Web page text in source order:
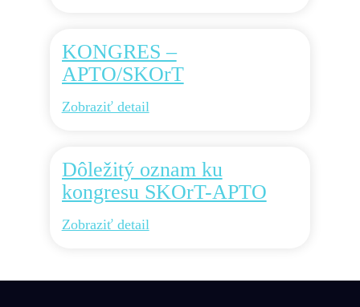
KONGRES –
APTO/SKOrT
Zobraziť detail
Dôležitý oznam ku
kongresu SKOrT-APTO
Zobraziť detail